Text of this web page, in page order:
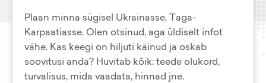
Plaan minna sügisel Ukrainasse, Taga-
Karpaatiasse. Olen otsinud, aga üldiselt infot
vähe. Kas keegi on hiljuti käinud ja oskab
soovitusi anda? Huvitab kõik: teede olukord,
turvalisus, mida vaadata, hinnad jne.